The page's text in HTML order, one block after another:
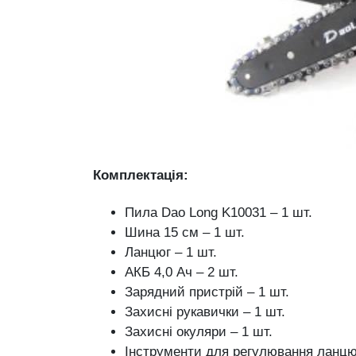
Комплектація:
Пила Dao Long K10031 – 1 шт.
Шина 15 см – 1 шт.
Ланцюг – 1 шт.
АКБ 4,0 Ач – 2 шт.
Зарядний пристрій – 1 шт.
Захисні рукавички – 1 шт.
Захисні окуляри – 1 шт.
Інструменти для регулювання